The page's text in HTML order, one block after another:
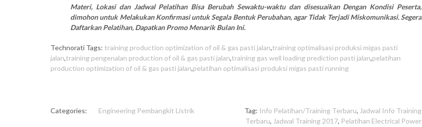
Materi, Lokasi dan Jadwal Pelatihan Bisa Berubah Sewaktu-waktu dan disesuaikan Dengan Kondisi Peserta,
dimohon untuk Melakukan Konfirmasi untuk Segala Bentuk Perubahan, agar Tidak Terjadi Miskomunikasi. Segera
Daftarkan Pelatihan, Dapatkan Promo Menarik Bulan Ini.
Technorati Tags: training production optimization of oil & gas pasti jalan,training optimalisasi produksi migas pasti
jalan,training pengenalan production of oil & gas pasti jalan,training gas well loading prediction pasti jalan,pelatihan
production optimization of oil & gas pasti jalan,pelatihan optimalisasi produksi migas pasti running
Categories: Engineering Pembangkit Listrik Tag: Info Pelatihan/Training Terbaru, Jadwal Info Training
Terbaru, Jadwal Training 2017, Pelatihan Electrical Power